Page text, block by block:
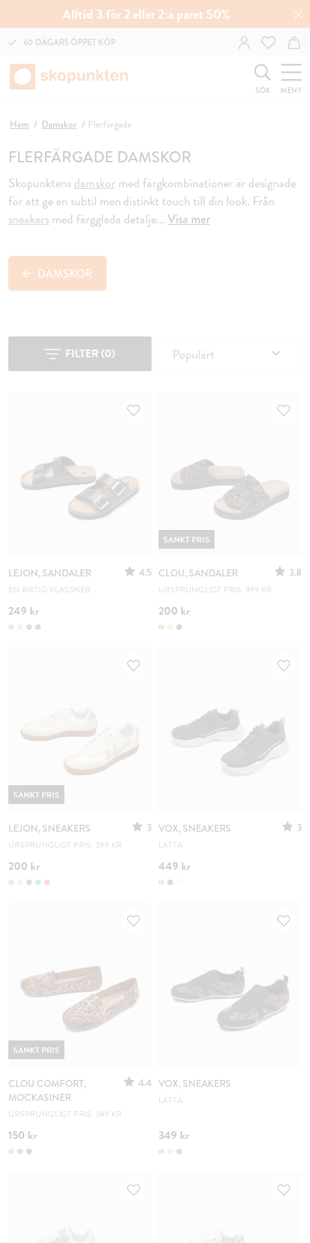
Alltid 3 för 2 eller 2:a paret 50%
60 DAGARS ÖPPET KÖP
SÖK MENY
Hem Damskor Flerfärgade
FLERFÄRGADE DAMSKOR
Skopunktensdamskormed färgkombinationer ärdesignade
för att ge en subtil men distinkt touch till din look. Från
sneakersmed färgglada detalje...Visa mer
DAMSKOR
FILTER (0) Populärt
LEJON, SANDALER 4.5
EN RIKTIG KLASSIKER
249 kr
CLOU, SANDALER 3.8
URSPRUNGLIGT PRIS: 399 KR
200 kr
SÄNKT PRIS
LEJON, SNEAKERS 3
URSPRUNGLIGT PRIS: 399 KR
200 kr
SÄNKT PRIS
VOX, SNEAKERS 3
LÄTTA
449 kr
CLOU COMFORT,
MOCKASINER
4.4
URSPRUNGLIGT PRIS: 349 KR
150 kr
SÄNKT PRIS
VOX, SNEAKERS
LÄTTA
349 kr